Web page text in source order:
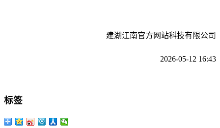
建湖江南官方网站科技有限公司
2026-05-12 16:43
标签